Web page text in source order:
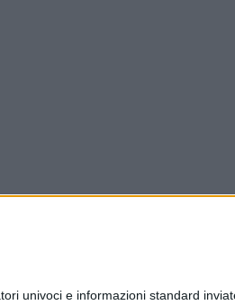
univoci e informazioni standard